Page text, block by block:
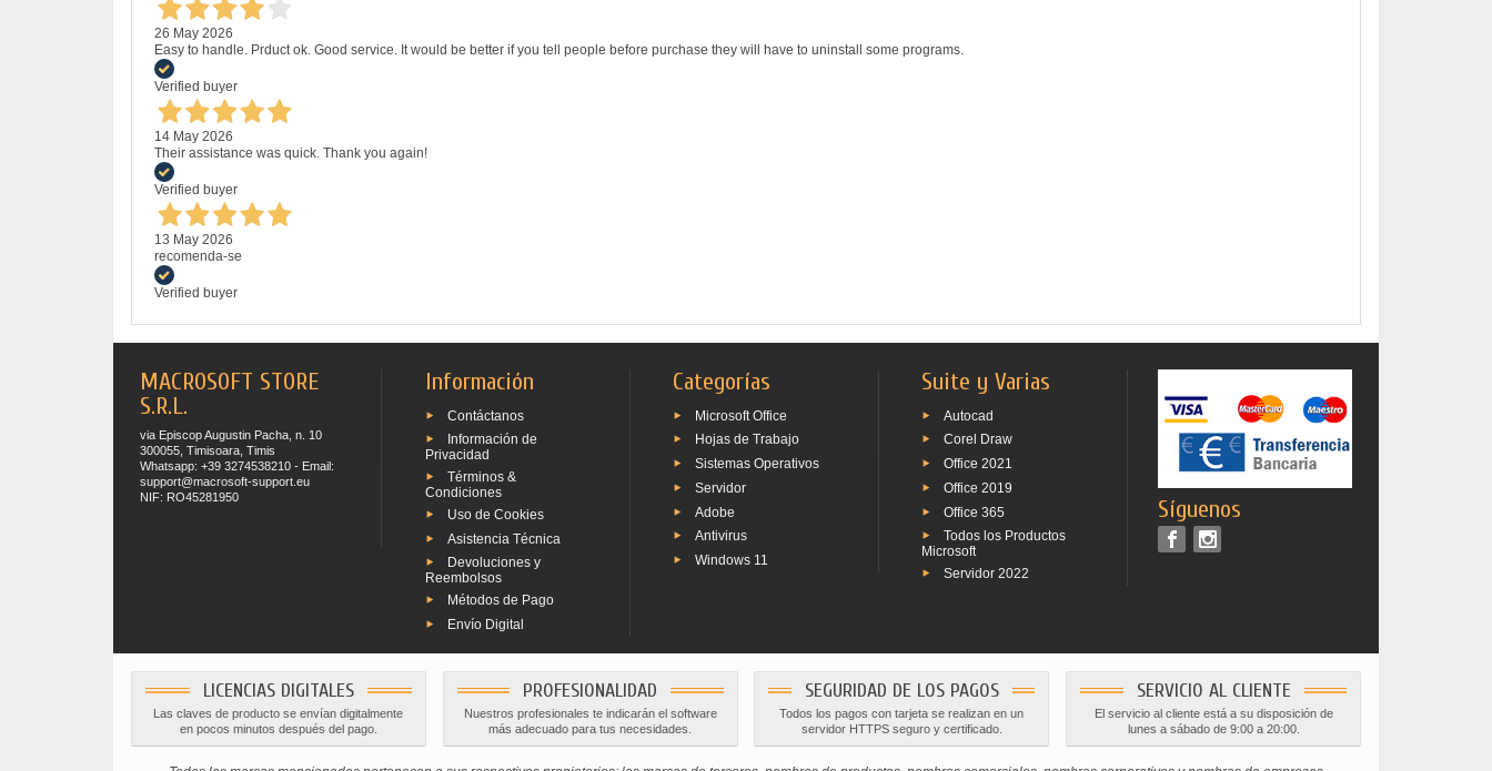
26 May 2026
Easy to handle. Prduct ok. Good service. It would be better if you tell people before purchase they will have to uninstall some programs.
Verified buyer
14 May 2026
Their assistance was quick. Thank you again!
Verified buyer
13 May 2026
recomenda-se
Verified buyer
MACROSOFT STORE
S.R.L.
via Episcop Augustin Pacha, n. 10
300055, Timisoara, Timis
Whatsapp: +39 3274538210 - Email:
support@macrosoft-support.eu
NIF: RO45281950
Información
Contáctanos
Información de
Privacidad
Términos &
Condiciones
Uso de Cookies
Asistencia Técnica
Devoluciones y
Reembolsos
Métodos de Pago
Envío Digital
Categorías
Microsoft Office
Hojas de Trabajo
Sistemas Operativos
Servidor
Adobe
Antivirus
Windows 11
Suite y Varias
Autocad
Corel Draw
Office 2021
Office 2019
Office 365
Todos los Productos
Microsoft
Servidor 2022
Síguenos
LICENCIAS DIGITALES
Las claves de producto se envían digitalmente
en pocos minutos después del pago.
PROFESIONALIDAD
Nuestros profesionales te indicarán el software
más adecuado para tus necesidades.
SEGURIDAD DE LOS PAGOS
Todos los pagos con tarjeta se realizan en un
servidor HTTPS seguro y certificado.
SERVICIO AL CLIENTE
El servicio al cliente está a su disposición de
lunes a sábado de 9:00 a 20:00.